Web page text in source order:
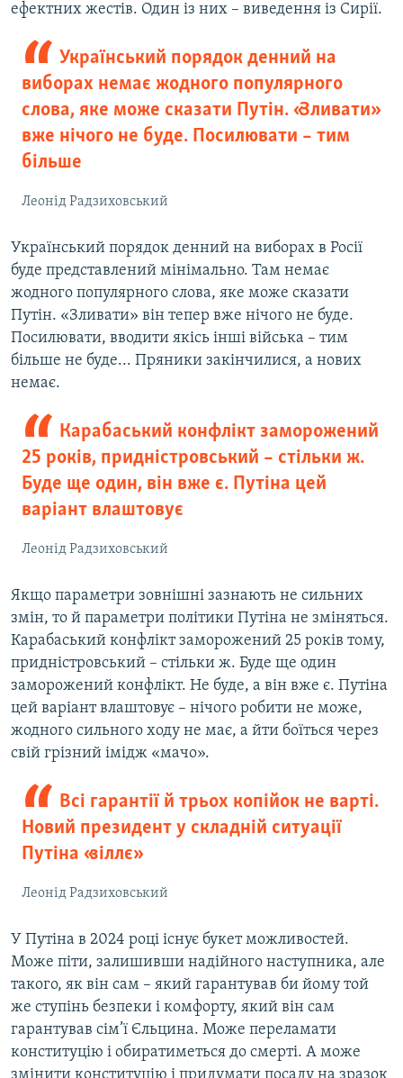
ефектних жестів. Один із них – виведення із Сирії.
Український порядок денний на
виборах немає жодного популярного
слова, яке може сказати Путін. «Зливати»
вже нічого не буде. Посилювати – тим
більше
Леонід Радзиховський
Український порядок денний на виборах в Росії
буде представлений мінімально. Там немає
жодного популярного слова, яке може сказати
Путін. «Зливати» він тепер вже нічого не буде.
Посилювати, вводити якісь інші війська – тим
більше не буде... Пряники закінчилися, а нових
немає.
Карабаський конфлікт заморожений
25 років, придністровський – стільки ж.
Буде ще один, він вже є. Путіна цей
варіант влаштовує
Леонід Радзиховський
Якщо параметри зовнішні зазнають не сильних
змін, то й параметри політики Путіна не зміняться.
Карабаський конфлікт заморожений 25 років тому,
придністровський – стільки ж. Буде ще один
заморожений конфлікт. Не буде, а він вже є. Путіна
цей варіант влаштовує – нічого робити не може,
жодного сильного ходу не має, а йти боїться через
свій грізний імідж «мачо».
Всі гарантії й трьох копійок не варті.
Новий президент у складній ситуації
Путіна «зіллє»
Леонід Радзиховський
У Путіна в 2024 році існує букет можливостей.
Може піти, залишивши надійного наступника, але
такого, як він сам – який гарантував би йому той
же ступінь безпеки і комфорту, який він сам
гарантував сім’ї Єльцина. Може переламати
конституцію і обиратиметься до смерті. А може